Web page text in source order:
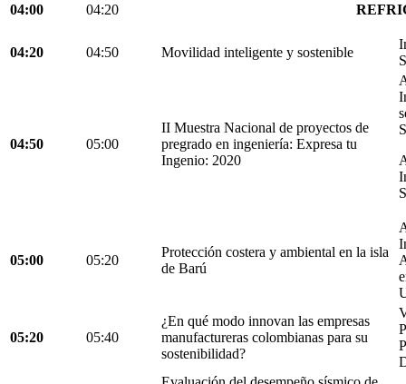
04:00 04:20
04:20 04:50 Movilidad inteligente y sostenible
04:50 05:00
II Muestra Nacional de proyectos de
pregrado en ingeniería: Expresa tu
Ingenio: 2020
05:00 05:20
Protección costera y ambiental en la isla
de Barú
05:20 05:40
¿En qué modo innovan las empresas
manufactureras colombianas para su
sostenibilidad?